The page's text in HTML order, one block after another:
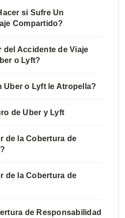
si Sufre Un
Compartido?
del Accidente de Viaje
o Lyft?
Uber o Lyft le Atropella?
de Uber y Lyft
de la Cobertura de
de la Cobertura de
de Responsabilidad